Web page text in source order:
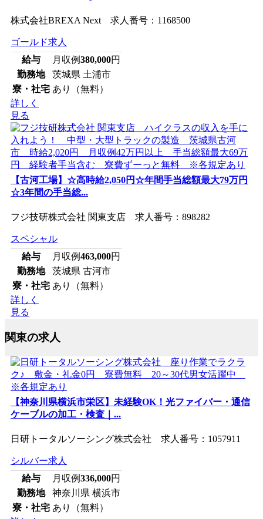
株式会社BREXA Next 求人番号：1168500
ゴールド求人
給与
月収例380,000円
勤務地
茨城県 土浦市
寮・社宅 あり（無料）
詳しく
見る
【古河工場】☆高時給2,050円☆年間手当総額最大79万円
☆3年間の手当総...
フジ技研株式会社 関東支店 求人番号：898282
スペシャル
給与
月収例463,000円
勤務地
茨城県 古河市
寮・社宅 あり（無料）
詳しく
見る
関東の求人
【神奈川県横浜市栄区】未経験OK！光ファイバー・通信
ケーブルの加工・検査｜...
日研トータルソーシング株式会社 求人番号：1057911
シルバー求人
給与
月収例336,000円
勤務地
神奈川県 横浜市
寮・社宅 あり（無料）